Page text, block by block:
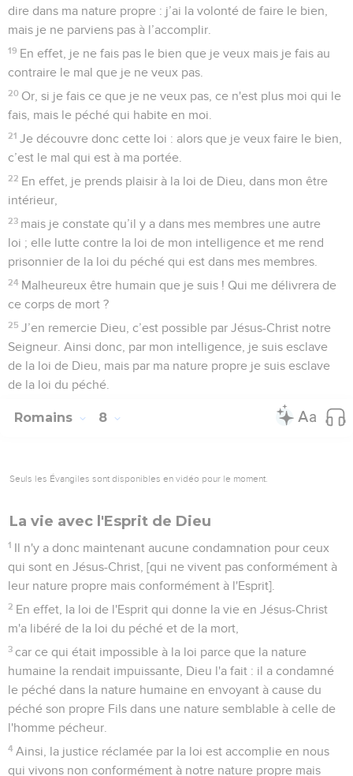
dire dans ma nature propre : j’ai la volonté de faire le bien,
mais je ne parviens pas à l’accomplir.
19 En effet, je ne fais pas le bien que je veux mais je fais au
contraire le mal que je ne veux pas.
20 Or, si je fais ce que je ne veux pas, ce n'est plus moi qui le
fais, mais le péché qui habite en moi.
21 Je découvre donc cette loi : alors que je veux faire le bien,
c’est le mal qui est à ma portée.
22 En effet, je prends plaisir à la loi de Dieu, dans mon être
intérieur,
23 mais je constate qu’il y a dans mes membres une autre
loi ; elle lutte contre la loi de mon intelligence et me rend
prisonnier de la loi du péché qui est dans mes membres.
24 Malheureux être humain que je suis ! Qui me délivrera de
ce corps de mort ?
25 J’en remercie Dieu, c’est possible par Jésus-Christ notre
Seigneur. Ainsi donc, par mon intelligence, je suis esclave
de la loi de Dieu, mais par ma nature propre je suis esclave
de la loi du péché.
Romains 8
Seuls les Évangiles sont disponibles en vidéo pour le moment.
La vie avec l'Esprit de Dieu
1 Il n'y a donc maintenant aucune condamnation pour ceux
qui sont en Jésus-Christ, [qui ne vivent pas conformément à
leur nature propre mais conformément à l'Esprit].
2 En effet, la loi de l'Esprit qui donne la vie en Jésus-Christ
m'a libéré de la loi du péché et de la mort,
3 car ce qui était impossible à la loi parce que la nature
humaine la rendait impuissante, Dieu l'a fait : il a condamné
le péché dans la nature humaine en envoyant à cause du
péché son propre Fils dans une nature semblable à celle de
l'homme pécheur.
4 Ainsi, la justice réclamée par la loi est accomplie en nous
qui vivons non conformément à notre nature propre mais